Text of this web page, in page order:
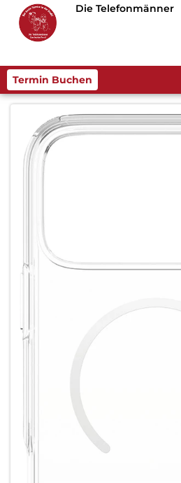
Die Telefonmänner
Termin Buchen